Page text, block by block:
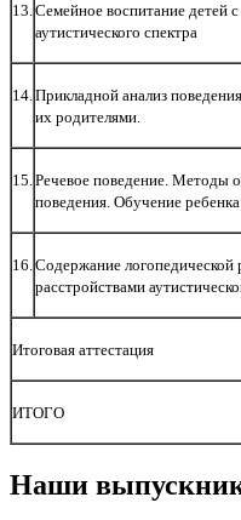
13.Семейное воспитание детей
аутистического спектра
14.Прикладной анализ
их родителями.
15.Речевое поведение. Методы
поведения. Обучение
16.Содержание логопедической
расстройствами
Итоговая аттестация
ИТОГО
Наши